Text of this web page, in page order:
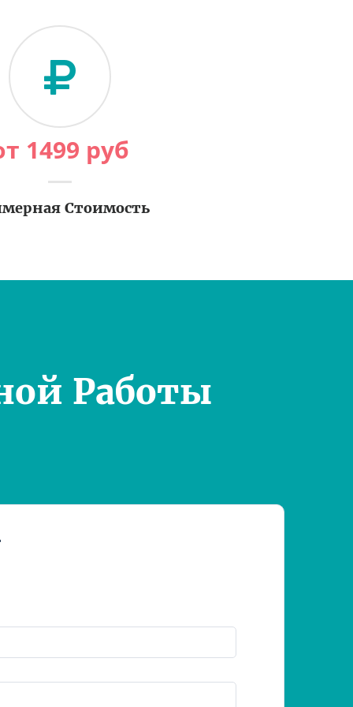
1499 руб
Стоимость
Работы